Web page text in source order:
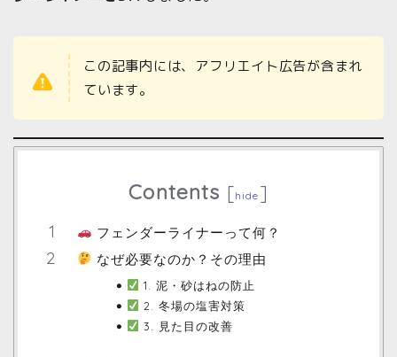
この記事内には、アフリエイト広告が含まれ
ています。
Contents [hide ]
フェンダーライナーって何？
なぜ必要なのか？その理由
1. 泥・砂はねの防止
2. 冬場の塩害対策
3. 見た目の改善